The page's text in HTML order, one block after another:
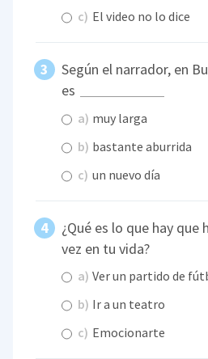
c) El video no lo dice
Según el narrador, en
es
a) muy larga
b) bastante aburrida
c) un nuevo día
¿Qué es lo que hay que
vez en tu vida?
a) Ver un partido de
b) Ir a un teatro
c) Emocionarte